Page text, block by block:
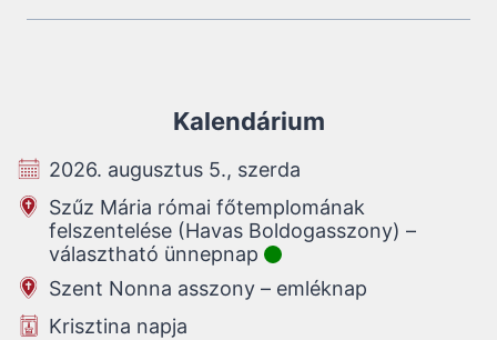
Kalendárium
2026. augusztus 5., szerda
Szűz Mária római főtemplomának
felszentelése (Havas Boldogasszony) –
választható ünnepnap
Szent Nonna asszony – emléknap
Krisztina napja